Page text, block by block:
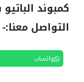
التواصل معنا:-
واتساب